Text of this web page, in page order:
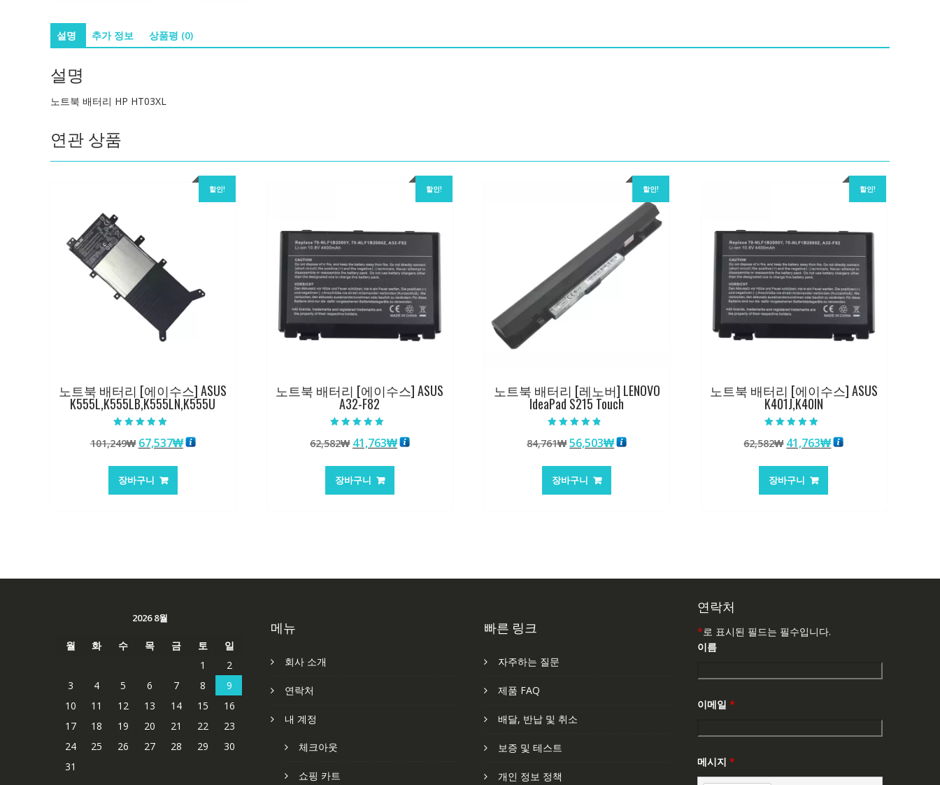
설명 추가 정보 상품평 (0)
설명
노트북 배터리 HP HT03XL
연관 상품
할인!
노트북 배터리 [에이수스] ASUS
K555L,K555LB,K555LN,K555U
5.00
로 평가됨
101,249₩ 원
가
격:
67,537₩현
장바구니
할인!
노트북 배터리 [에이수스] ASUS
A32-F82
5.00
로 평가됨
62,582₩ 원
가
격:
41,763₩현
장바구니
할인!
노트북 배터리 [레노버] LENOVO
IdeaPad S215 Touch
4.50
로 평가됨
84,761₩ 원
가
격:
56,503₩현
장바구니
할인!
노트북 배터리 [에이수스] ASUS
K401J,K40IN
5.00
로 평가됨
62,582₩ 원
가
격:
41,763₩현
장바구니
2026 8월
월 화 수 목 금 토
일
1
2
3
4 5 6 7 8
9
10
11 12 13 14 15
16
17
18 19 20 21 22
23
24
25 26 27 28 29
30
31
메뉴
회사 소개
연락처
내 계정
체크아웃
쇼핑 카트
빠른 링크
자주하는 질문
제품 FAQ
배달, 반납 및 취소
보증 및 테스트
개인 정보 정책
연락처
*로 표시된 필드는 필수입니다.
이름
이메일 *
메시지 *